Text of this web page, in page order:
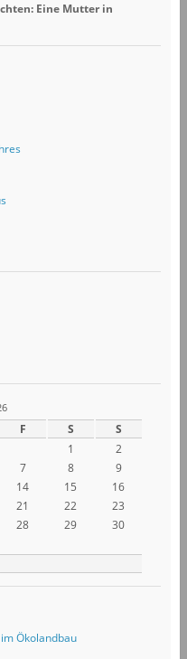
Eine Mutter in
F S S
1
2
7 8
9
14 15
16
21 22
23
28 29
30
Ökolandbau